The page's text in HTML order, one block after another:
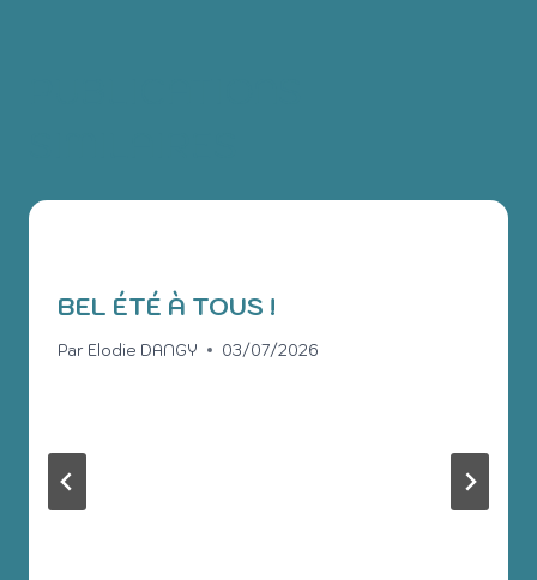
BEL ÉTÉ À TOUS !
Par Elodie DANGY 03/07/2026